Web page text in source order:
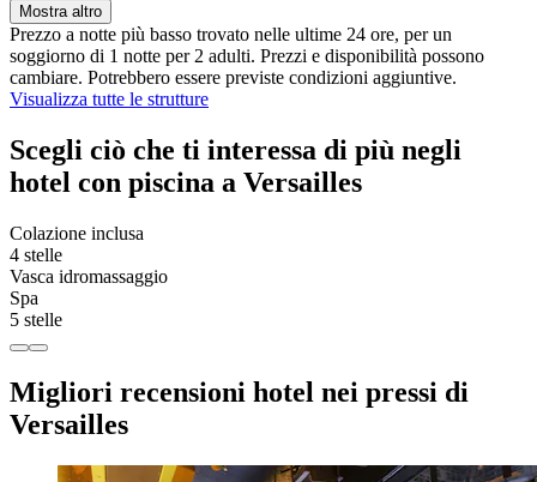
Mostra altro
Prezzo a notte più basso trovato nelle ultime 24 ore, per un
soggiorno di 1 notte per 2 adulti. Prezzi e disponibilità possono
cambiare. Potrebbero essere previste condizioni aggiuntive.
Visualizza tutte le strutture
Scegli ciò che ti interessa di più negli
hotel con piscina a Versailles
Colazione inclusa
4 stelle
Vasca idromassaggio
Spa
5 stelle
Migliori recensioni hotel nei pressi di
Versailles